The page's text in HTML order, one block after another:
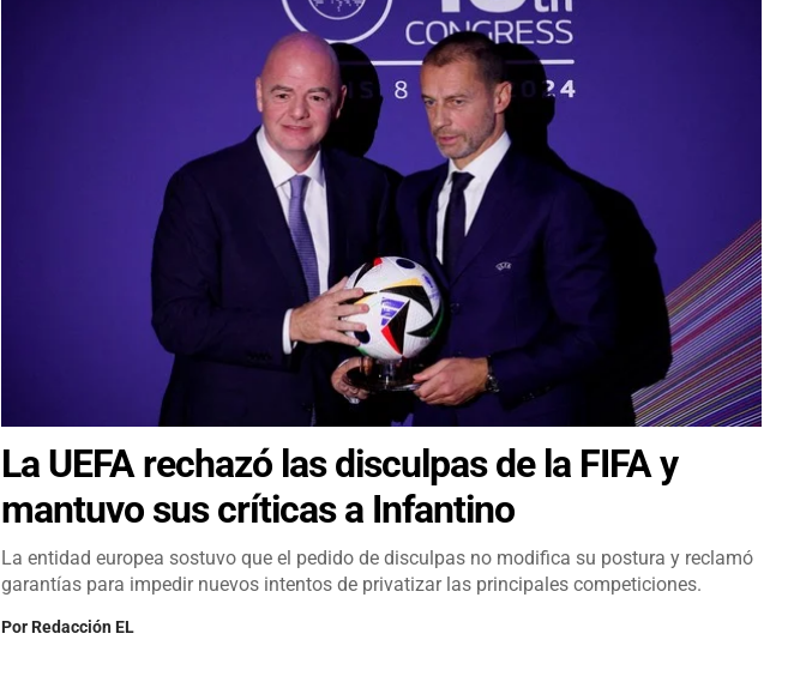
La UEFA rechazó las disculpas de la FIFA y
mantuvo sus críticas a Infantino
La entidad europea sostuvo que el pedido de disculpas no modifica su postura y reclamó
garantías para impedir nuevos intentos de privatizar las principales competiciones.
PorRedacción EL